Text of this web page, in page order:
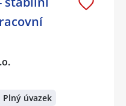
Plný úvazek